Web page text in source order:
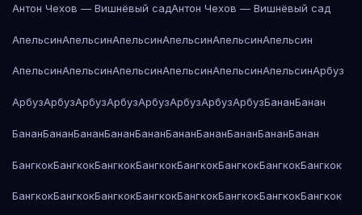
Антон Чехов — Вишнёвый садАнтон Чехов — Вишнёвый сад
АпельсинАпельсинАпельсинАпельсинАпельсинАпельсин
АпельсинАпельсинАпельсинАпельсинАпельсинАпельсинАрбуз
АрбузАрбузАрбузАрбузАрбузАрбузАрбузАрбузБананБанан
БананБананБананБананБананБананБананБананБананБанан
БангкокБангкокБангкокБангкокБангкокБангкокБангкокБангкок
БангкокБангкокБангкокБангкокБангкокБангкокБангкокБангкок